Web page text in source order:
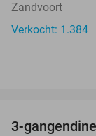
Zandvoort
Verkocht: 1.384
3-